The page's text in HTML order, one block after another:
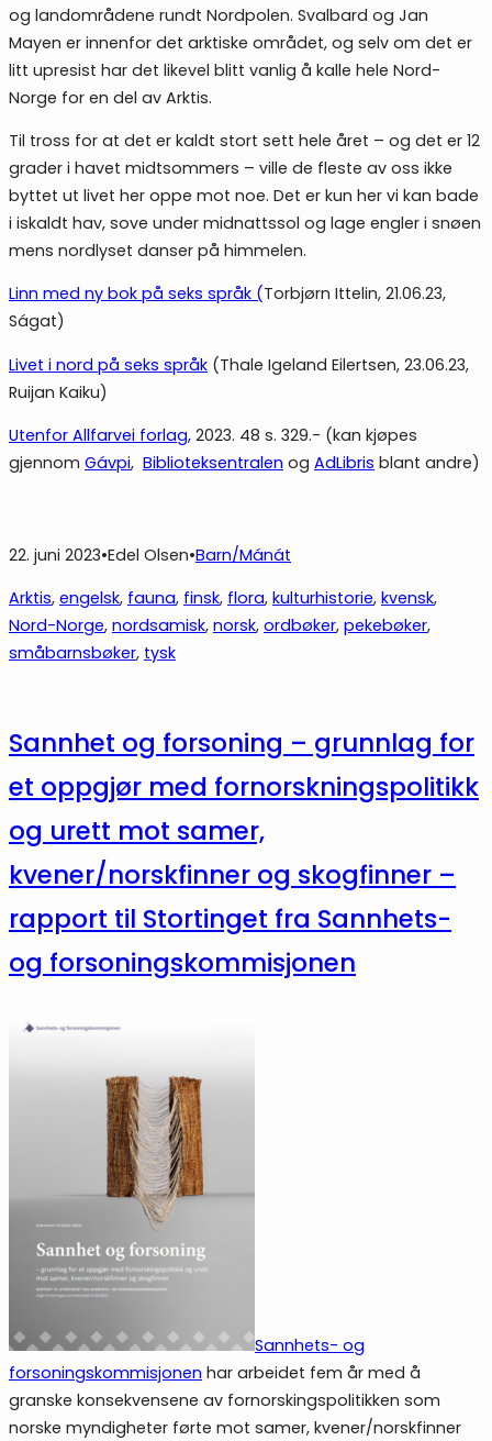
og landområdene rundt Nordpolen. Svalbard og Jan
Mayen er innenfor det arktiske området, og selv om det er
litt upresist har det likevel blitt vanlig å kalle hele Nord-
Norge for en del av Arktis.
Til tross for at det er kaldt stort sett hele året – og det er 12
grader i havet midtsommers – ville de fleste av oss ikke
byttet ut livet her oppe mot noe. Det er kun her vi kan bade
i iskaldt hav, sove under midnattssol og lage engler i snøen
mens nordlyset danser på himmelen.
Linn med ny bok på seks språk (Torbjørn Ittelin, 21.06.23,
Ságat)
Livet i nord på seks språk (Thale Igeland Eilertsen, 23.06.23,
Ruijan Kaiku)
Utenfor Allfarvei forlag, 2023. 48 s. 329.- (kan kjøpes
gjennom Gávpi, Biblioteksentralen og AdLibris blant andre)
22. juni 2023•Edel Olsen•Barn/Mánát
Arktis, engelsk, fauna, finsk, flora, kulturhistorie, kvensk
Nord-Norge, nordsamisk, norsk, ordbøker, pekebøker
småbarnsbøker, tysk
Sannhet og forsoning – grunnlag for
et oppgjør med fornorskningspolitikk
og urett mot samer,
kvener/norskfinner og skogfinner –
rapport til Stortinget fra Sannhets-
og forsoningskommisjonen
Sannhets- og
forsoningskommisjonen har arbeidet fem år med å
granske konsekvensene av fornorskingspolitikken som
norske myndigheter førte mot samer, kvener/norskfinner